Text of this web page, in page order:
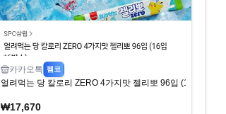
카카오톡 펨코
얼려먹는 당 칼로리 ZERO 4가지맛 젤리뽀 96입 (16입*6박스)
₩17,670